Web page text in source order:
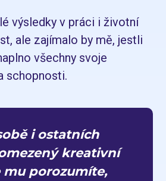
výsledky v práci i životní
ale zajímalo by mě, jestli
všechny svoje
schopnosti.
i ostatních
kreativní
mu porozumíte,